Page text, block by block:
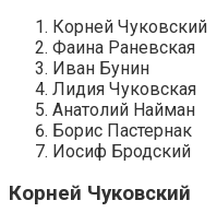
Корней Чуковский
Фаина Раневская
Иван Бунин
Лидия Чуковская
Анатолий Найман
Борис Пастернак
Иосиф Бродский
Корней Чуковский